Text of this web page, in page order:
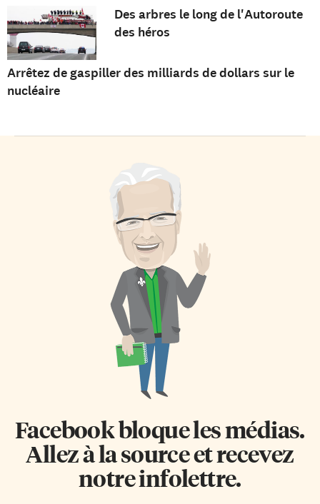
Des arbres le long de l'Autoroute
des héros
Arrêtez de gaspiller des milliards de dollars sur le
nucléaire
Facebook bloque les médias.
Allez à la source et recevez
notre infolettre.